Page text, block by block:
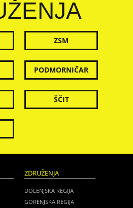
ZSM
PODMORNIČAR
ŠČIT
ZDRUŽENJA
DOLENJSKA REGIJA
GORENJSKA REGIJA